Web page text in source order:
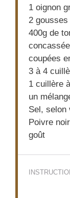
1 oignon
2 gousses
400g de
coupées
3 à 4
1 cuillère
un
Sel, selon
Poivre
goût